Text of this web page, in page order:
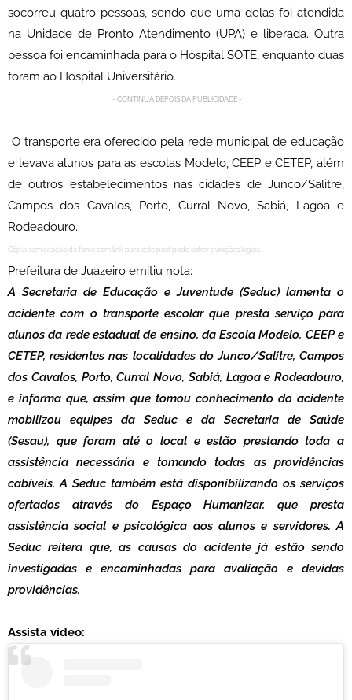
socorreu quatro pessoas, sendo que uma delas foi atendida
na Unidade de Pronto Atendimento (UPA) e liberada. Outra
pessoa foi encaminhada para o Hospital SOTE, enquanto duas
foram ao Hospital Universitário.
- CONTINUA DEPOIS DA PUBLICIDADE -
O transporte era oferecido pela rede municipal de educação
e levava alunos para as escolas Modelo, CEEP e CETEP, além
de outros estabelecimentos nas cidades de Junco/Salitre,
Campos dos Cavalos, Porto, Curral Novo, Sabiá, Lagoa e
Rodeadouro.
Cópia sem citação da fonte com link para este post pode sofrer punições legais.
Prefeitura de Juazeiro emitiu nota:
A Secretaria de Educação e Juventude (Seduc) lamenta o
acidente com o transporte escolar que presta serviço para
alunos da rede estadual de ensino, da Escola Modelo, CEEP e
CETEP, residentes nas localidades do Junco/Salitre, Campos
dos Cavalos, Porto, Curral Novo, Sabiá, Lagoa e Rodeadouro,
e informa que, assim que tomou conhecimento do acidente
mobilizou equipes da Seduc e da Secretaria de Saúde
(Sesau), que foram até o local e estão prestando toda a
assistência necessária e tomando todas as providências
cabíveis. A Seduc também está disponibilizando os serviços
ofertados através do Espaço Humanizar, que presta
assistência social e psicológica aos alunos e servidores. A
Seduc reitera que, as causas do acidente já estão sendo
investigadas e encaminhadas para avaliação e devidas
providências.
Assista vídeo: